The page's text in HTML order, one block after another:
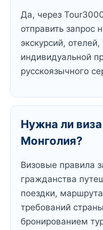
Да, через
отправить запрос
экскурсий,
индивидуальной
русскоязычного
Нужна ли
Монголия?
Визовые правила
гражданства
поездки,
требований
бронированием